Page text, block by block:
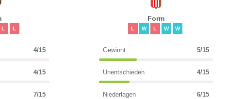
L L
4/15
4/15
7/15
Form
L W L W W
Gewinnt 5/15
Unentschieden 4/15
Niederlagen 6/15